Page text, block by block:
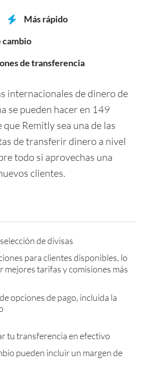
Más rápido
cambio
de transferencia
internacionales de dinero de
se pueden hacer en 149
que Remitly sea una de las
de transferir dinero a nivel
todo si aprovechas una
clientes.
de divisas
para clientes disponibles, lo
mejores tarifas y comisiones más
opciones de pago, incluida la
tu transferencia en efectivo
pueden incluir un margen de